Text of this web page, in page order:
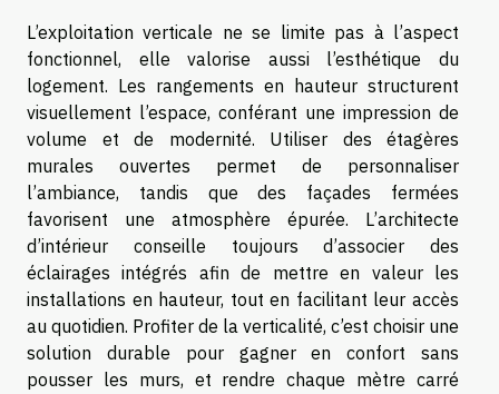
L’exploitation verticale ne se limite pas à l’aspect
fonctionnel, elle valorise aussi l’esthétique du
logement. Les rangements en hauteur structurent
visuellement l’espace, conférant une impression de
volume et de modernité. Utiliser des étagères
murales ouvertes permet de personnaliser
l’ambiance, tandis que des façades fermées
favorisent une atmosphère épurée. L’architecte
d’intérieur conseille toujours d’associer des
éclairages intégrés afin de mettre en valeur les
installations en hauteur, tout en facilitant leur accès
au quotidien. Profiter de la verticalité, c’est choisir une
solution durable pour gagner en confort sans
pousser les murs, et rendre chaque mètre carré